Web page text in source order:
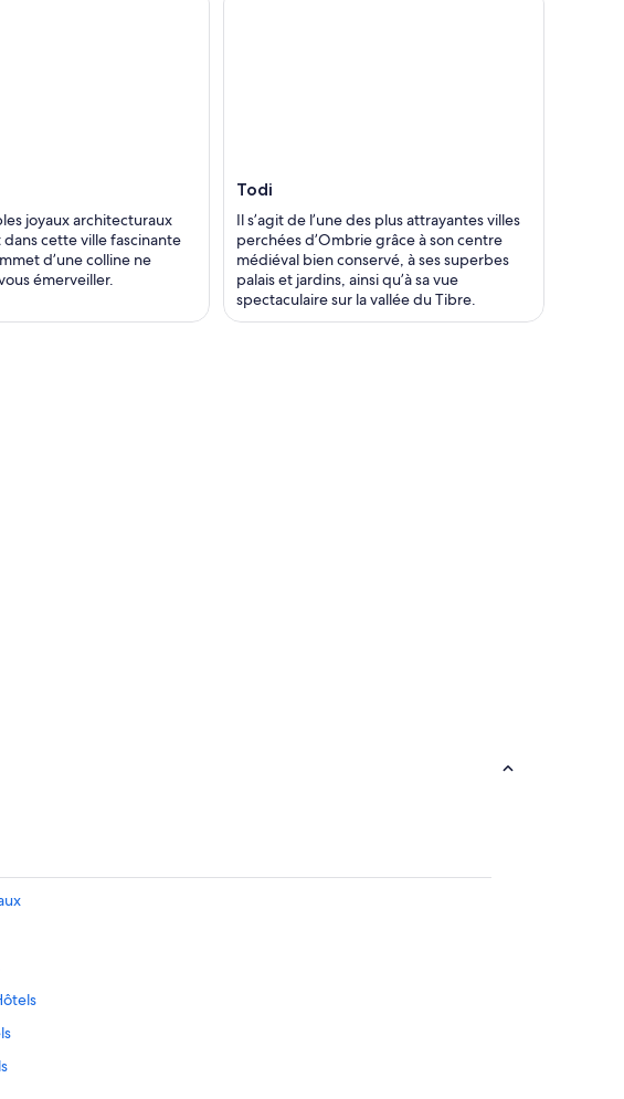
joyaux architecturaux
cette ville fascinante
d’une colline ne
émerveiller.
Todi
Il s’agit de l’une des plus attrayantes villes
perchées d’Ombrie grâce à son centre
médiéval bien conservé, à ses superbes
palais et jardins, ainsi qu’à sa vue
spectaculaire sur la vallée du Tibre.